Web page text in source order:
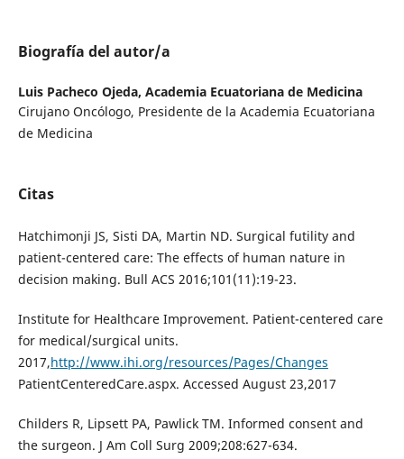
Biografía del autor/a
Luis Pacheco Ojeda, Academia Ecuatoriana de Medicina
Cirujano Oncólogo, Presidente de la Academia Ecuatoriana
de Medicina
Citas
Hatchimonji JS, Sisti DA, Martin ND. Surgical futility and
patient-centered care: The effects of human nature in
decision making. Bull ACS 2016;101(11):19-23.
Institute for Healthcare Improvement. Patient-centered care
for medical/surgical units.
2017,http://www.ihi.org/resources/Pages/Changes
PatientCenteredCare.aspx. Accessed August 23,2017
Childers R, Lipsett PA, Pawlick TM. Informed consent and
the surgeon. J Am Coll Surg 2009;208:627-634.